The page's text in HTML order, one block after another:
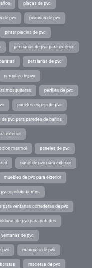
placas de pvc
de pvc piscinas de pvc
pintar piscina de pvc
persianas de pvc para exterior
persianas de pvc
pergolas de pvc
mosquiteras perfiles de pvc
paneles espejo de pvc
de pvc para paredes de baños
exterior
marmol paneles de pvc
panel de pvc para exterior
muebles de pvc para exterior
oscilobatientes
para ventanas correderas de pvc
de pvc para paredes
ventanas de pvc
pvc manguito de pvc
macetas de pvc